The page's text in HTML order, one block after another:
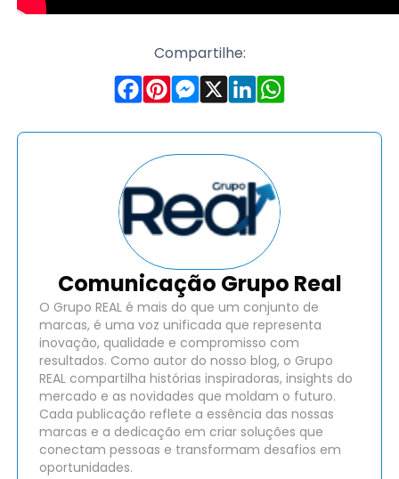
Compartilhe:
Comunicação Grupo Real
O Grupo REAL é mais do que um conjunto de
marcas, é uma voz unificada que representa
inovação, qualidade e compromisso com
resultados. Como autor do nosso blog, o Grupo
REAL compartilha histórias inspiradoras, insights do
mercado e as novidades que moldam o futuro.
Cada publicação reflete a essência das nossas
marcas e a dedicação em criar soluções que
conectam pessoas e transformam desafios em
oportunidades.